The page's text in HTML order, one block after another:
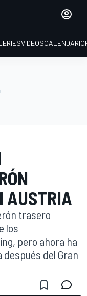
VIDEOSCALENDARIO
AUSTRIA
trasero
los
pero ahora ha
del Gran